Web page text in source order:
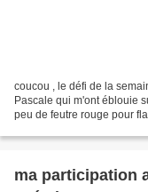
coucou , le défi de la
Pascale qui m'ont éblouie
peu de feutre rouge pour
ma participation